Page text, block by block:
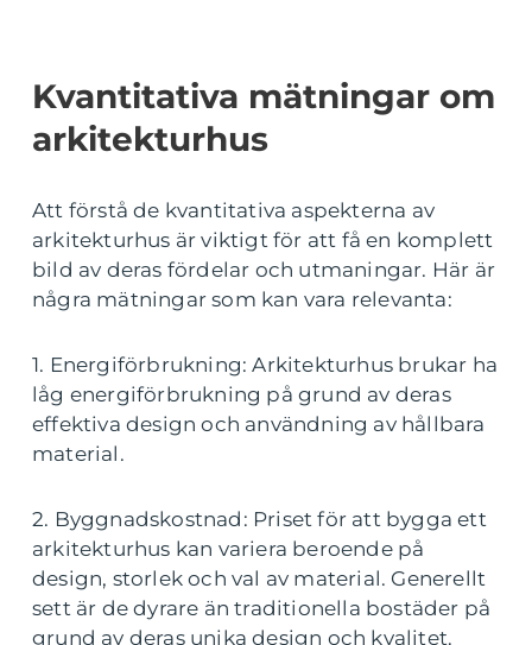
Kvantitativa mätningar om
arkitekturhus
Att förstå de kvantitativa aspekterna av
arkitekturhus är viktigt för att få en komplett
bild av deras fördelar och utmaningar. Här är
några mätningar som kan vara relevanta:
1. Energiförbrukning: Arkitekturhus brukar ha
låg energiförbrukning på grund av deras
effektiva design och användning av hållbara
material.
2. Byggnadskostnad: Priset för att bygga ett
arkitekturhus kan variera beroende på
design, storlek och val av material. Generellt
sett är de dyrare än traditionella bostäder på
grund av deras unika design och kvalitet.